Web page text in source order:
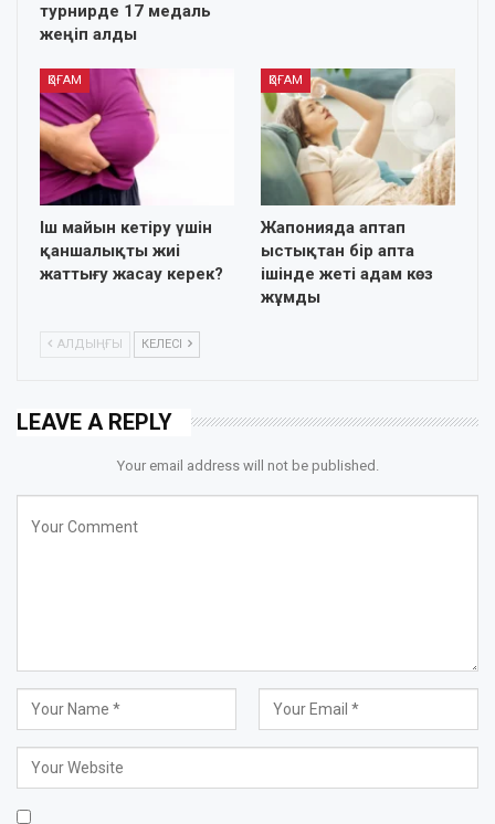
турнирде 17 медаль
жеңіп алды
ҚОҒАМ
Іш майын кетіру үшін
қаншалықты жиі
жаттығу жасау керек?
ҚОҒАМ
Жапонияда аптап
ыстықтан бір апта
ішінде жеті адам көз
жұмды
АЛДЫҢҒЫ КЕЛЕСІ
LEAVE A REPLY
Your email address will not be published.